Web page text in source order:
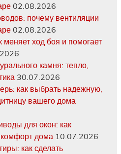
02.08.2026
почему вентиляции
02.08.2026
меняет ход боя и помогает
камня: тепло,
30.07.2026
как выбрать надежную,
вашего дома
для окон: как
дома 10.07.2026
как сделать